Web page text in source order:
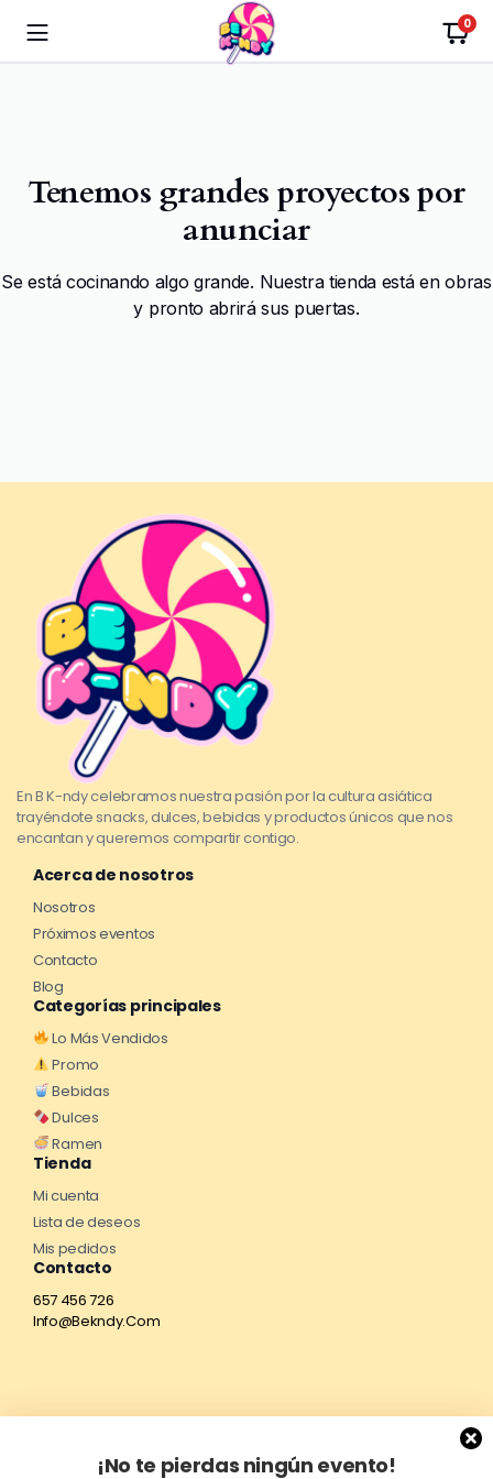
0
Tenemos grandes proyectos por
anunciar
Se está cocinando algo grande. Nuestra tienda está en obras
y pronto abrirá sus puertas.
En B K-ndy celebramos nuestra pasión por la cultura asiática
trayéndote snacks, dulces, bebidas y productos únicos que nos
encantan y queremos compartir contigo.
Acerca de nosotros
Nosotros
Próximos eventos
Contacto
Blog
Categorías principales
Lo Más Vendidos
Promo
Bebidas
Dulces
Ramen
Tienda
Mi cuenta
Lista de deseos
Mis pedidos
Contacto
657 456 726
Info@Bekndy.Com
¡No te pierdas ningún evento!